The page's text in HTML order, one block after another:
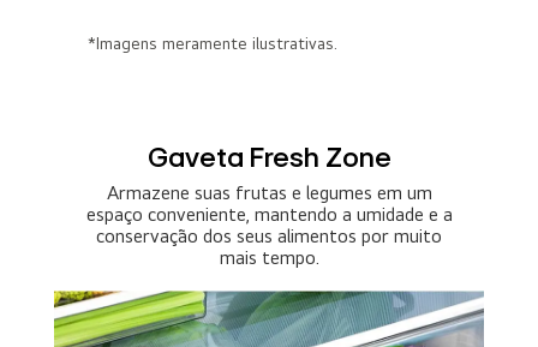
*Imagens meramente ilustrativas.
Gaveta Fresh Zone
Armazene suas frutas e legumes em um
espaço conveniente, mantendo a umidade e a
conservação dos seus alimentos por muito
mais tempo.